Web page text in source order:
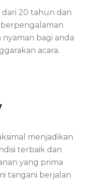
20 tahun dan
bagi anda
acara.
menjadikan
terbaik dan
yang prima
tangani berjalan